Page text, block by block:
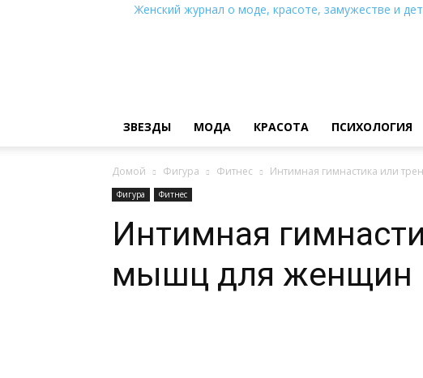
Женский журнал о моде, красоте, замужестве и
ЗВЕЗДЫ МОДА КРАСОТА ПСИХОЛОГИЯ
Домой Фигура Фитнес Интимная гимнастика или
Фигура Фитнес
Интимная
мышц для женщин